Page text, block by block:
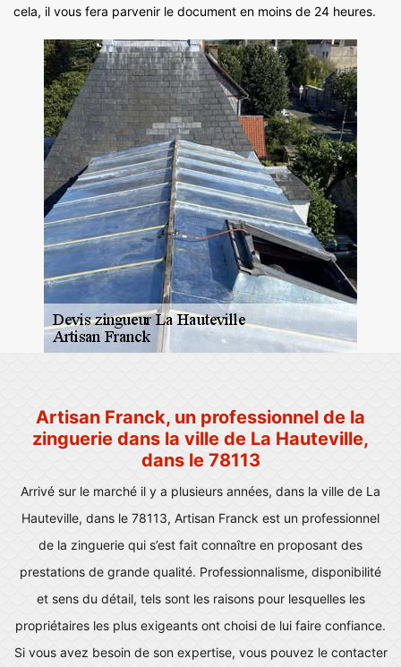
cela, il vous fera parvenir le document en moins de 24 heures.
Artisan Franck, un professionnel de la
zinguerie dans la ville de La Hauteville,
dans le 78113
Arrivé sur le marché il y a plusieurs années, dans la ville de La
Hauteville, dans le 78113, Artisan Franck est un professionnel
de la zinguerie qui s’est fait connaître en proposant des
prestations de grande qualité. Professionnalisme, disponibilité
et sens du détail, tels sont les raisons pour lesquelles les
propriétaires les plus exigeants ont choisi de lui faire confiance.
Si vous avez besoin de son expertise, vous pouvez le contacter